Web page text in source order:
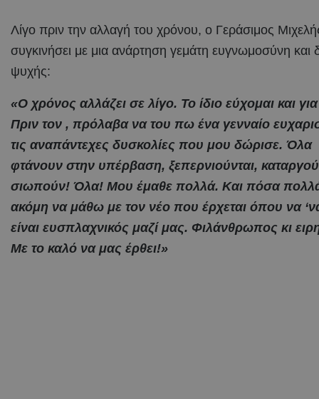
Λίγο πριν την αλλαγή του χρόνου, ο Γεράσιμος
συγκινήσει με μια ανάρτηση γεμάτη ευγνωμοσύνη και
ψυχής:
«Ο χρόνος αλλάζει σε λίγο. Το ίδιο εύχομαι και
Πριν τον , πρόλαβα να του πω ένα γενναίο
τις αναπάντεχες δυσκολίες που μου δώρισε. Όλα
φτάνουν στην υπέρβαση, ξεπερνιούνται,
σιωπούν! Όλα! Μου έμαθε πολλά. Και πόσα
ακόμη να μάθω με τον νέο που έρχεται όπου να
είναι ευσπλαχνικός μαζί μας. Φιλάνθρωπος κι
Με το καλό να μας έρθει!»